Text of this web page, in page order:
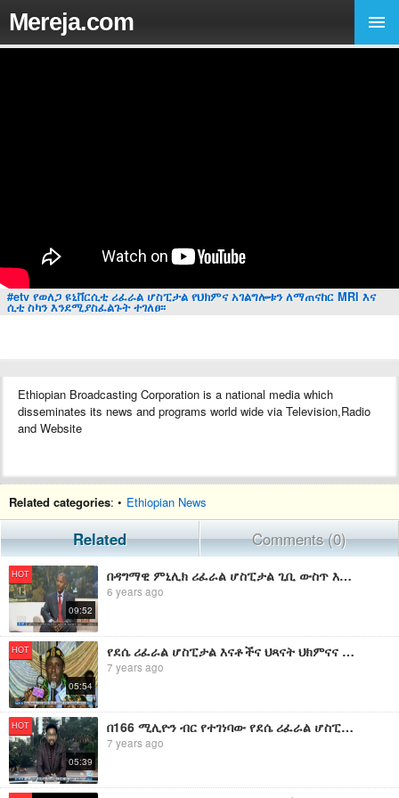
Mereja.com
#etv የወለጋ ዩኒቨርሲቲ ሪፈራል ሆስፒታል የህክምና አገልግሎቱን ለማጠናከር MRI እና
ሲቲ ስካን እንደሚያስፈልጉት ተገለፀ፡፡
Ethiopian Broadcasting Corporation is a national media which
disseminates its news and programs world wide via Television,Radio
and Website
Related categories: • Ethiopian News
Related Comments (0)
HOT
09:52
በዳግማዊ ምኒሊክ ሪፈራል ሆስፒታል ጊቢ ውስጥ እየተገነባ ያለው የዓይን ሕክምና ማዕከል ችግሮችን እንደሚያቃልል ተገለፀ። EBC
6 years ago
HOT
05:54
የደሴ ሪፈራል ሆስፒታል እናቶችና ህጻናት ህክምናና የኦክስጅን ማምረቻ ማዕከል ምረቃ ዝግጅት።
7 years ago
HOT
05:39
በ166 ሚሊዮን ብር የተገነባው የደሴ ሪፈራል ሆስፒታል እናቶችና ህጻናት ህክምናና የኦክስጅን ማምረቻ ማዕከል ተመረቀ።
7 years ago